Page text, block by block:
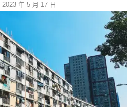
2023 年 5 月 17 日